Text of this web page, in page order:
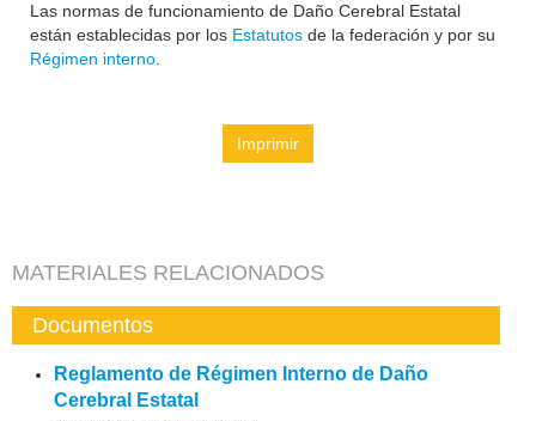
Las normas de funcionamiento de Daño Cerebral Estatal
están establecidas por los Estatutos de la federación y por su
Régimen interno
Imprimir
MATERIALES RELACIONADOS
Documentos
Reglamento de Régimen Interno de Daño
Cerebral Estatal